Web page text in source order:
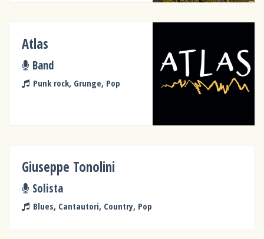
Atlas
Band
Punk rock, Grunge, Pop
Giuseppe Tonolini
Solista
Blues, Cantautori, Country, Pop